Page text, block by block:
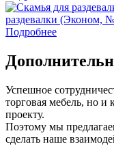
раздевалки (Эконом,
Подробнее
Успешное
торговая мебель, но
проекту.
Поэтому мы
сделать наше